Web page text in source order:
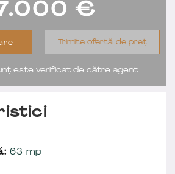
€
Trimite ofertă de preț
este verificat de către agent
63 mp